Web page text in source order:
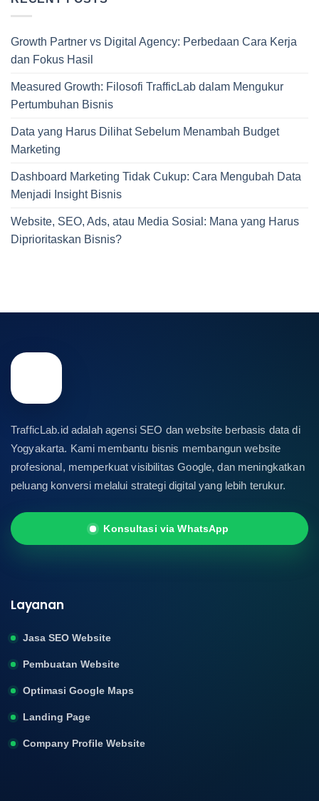
Growth Partner vs Digital Agency: Perbedaan Cara Kerja
dan Fokus Hasil
Measured Growth: Filosofi TrafficLab dalam Mengukur
Pertumbuhan Bisnis
Data yang Harus Dilihat Sebelum Menambah Budget
Marketing
Dashboard Marketing Tidak Cukup: Cara Mengubah Data
Menjadi Insight Bisnis
Website, SEO, Ads, atau Media Sosial: Mana yang Harus
Diprioritaskan Bisnis?
TrafficLab.id adalah agensi SEO dan website berbasis data di
Yogyakarta. Kami membantu bisnis membangun website
profesional, memperkuat visibilitas Google, dan meningkatkan
peluang konversi melalui strategi digital yang lebih terukur.
Konsultasi via WhatsApp
Layanan
Jasa SEO Website
Pembuatan Website
Optimasi Google Maps
Landing Page
Company Profile Website